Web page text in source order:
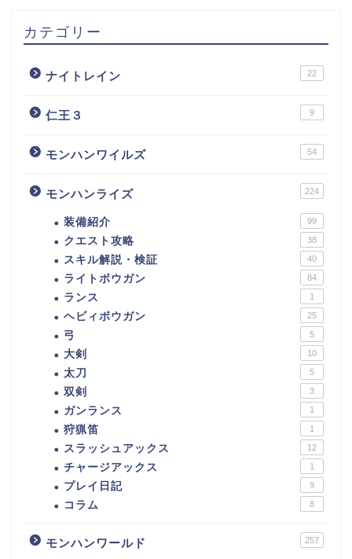
カテゴリー
ナイトレイン 22
仁王３ 9
モンハンワイルズ 54
モンハンライズ 224
装備紹介 99
クエスト攻略 38
スキル解説・検証 40
ライトボウガン 84
ランス 1
ヘビィボウガン 25
弓 5
大剣 10
太刀 5
双剣 3
ガンランス 1
狩猟笛 1
スラッシュアックス 12
チャージアックス 1
プレイ日記 9
コラム 8
モンハンワールド 257